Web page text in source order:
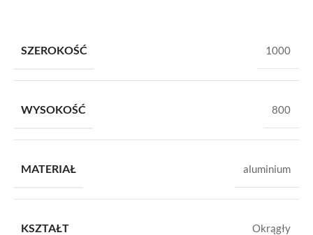
SZEROKOŚĆ 1000
WYSOKOŚĆ 800
MATERIAŁ aluminium
KSZTAŁT Okrągły